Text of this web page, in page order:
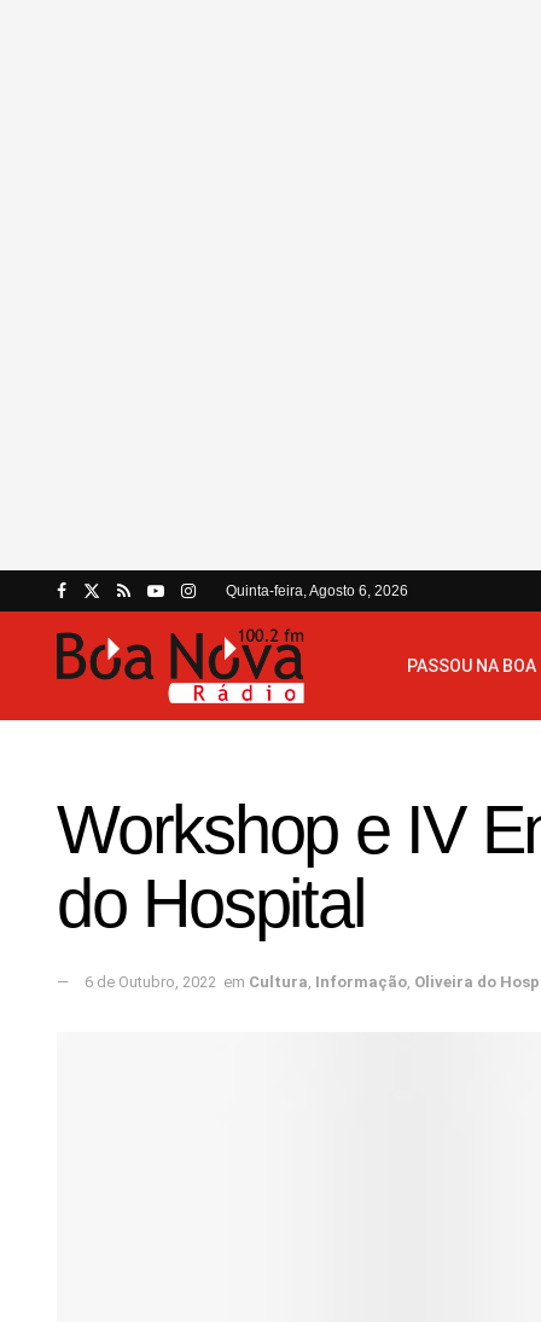
Quinta-feira, Agosto 6, 2026
PASSOU NA BOA
Workshop e IV
do Hospital
6 de Outubro, 2022 em Cultura, Informação, Oliveira do